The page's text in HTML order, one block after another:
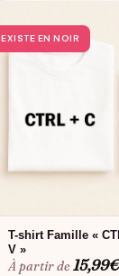
EXISTE EN NOIR
T-shirt Famille «
V »
À partir de15,99€